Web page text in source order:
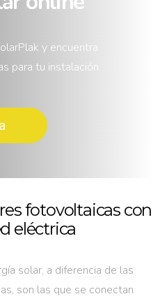
y encuentra
para tu instalación
fotovoltaicas con
eléctrica
solar, a diferencia de las
son las que se conectan